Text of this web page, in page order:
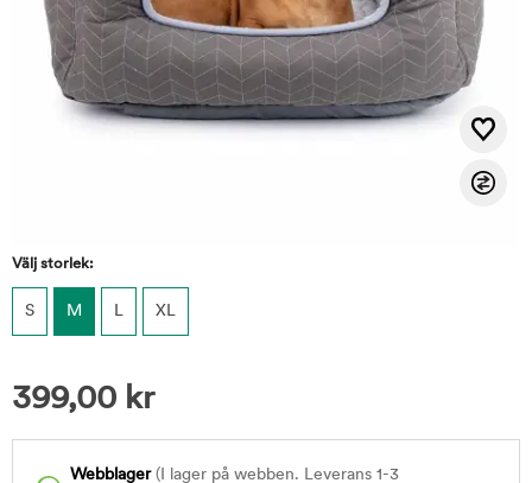
Välj storlek:
S M L XL
399,00 kr
Webblager(I lager på webben. Leverans 1-3